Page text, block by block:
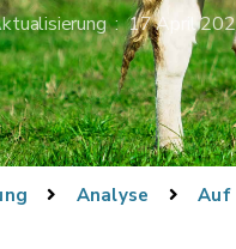
: 17 April
Analyse